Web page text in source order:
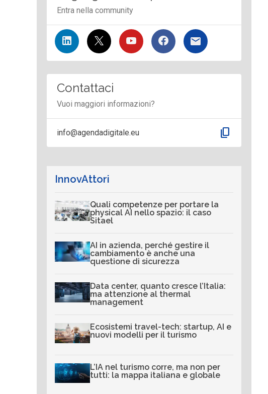
Entra nella community
Contattaci
Vuoi maggiori informazioni?
info@agendadigitale.eu content_copy
InnovAttori
Quali competenze per portare la
physical AI nello spazio: il caso
Sitael
AI in azienda, perché gestire il
cambiamento è anche una
questione di sicurezza
Data center, quanto cresce l’Italia:
ma attenzione al thermal
management
Ecosistemi travel-tech: startup, AI e
nuovi modelli per il turismo
L’IA nel turismo corre, ma non per
tutti: la mappa italiana e globale